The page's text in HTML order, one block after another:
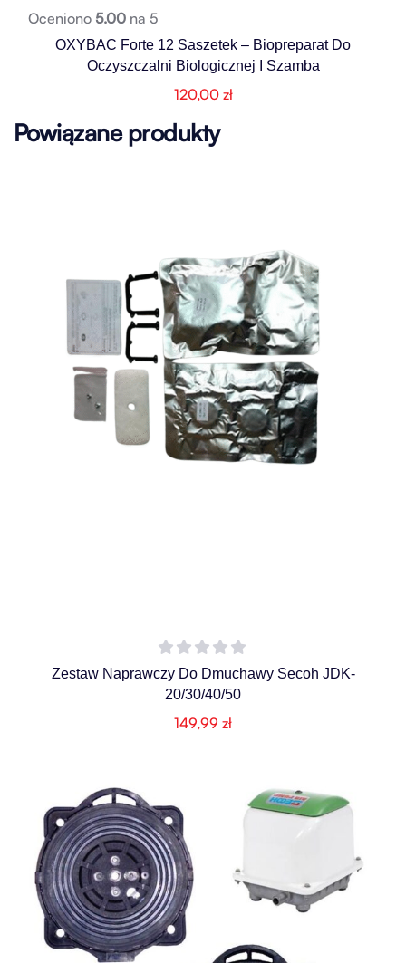
Oceniono 5.00 na 5
OXYBAC Forte 12 Saszetek – Biopreparat Do
Oczyszczalni Biologicznej I Szamba
120,00 zł
Powiązane produkty
Zestaw Naprawczy Do Dmuchawy Secoh JDK-
20/30/40/50
149,99 zł